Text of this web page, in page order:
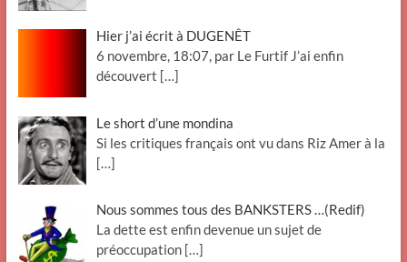
Hier j’ai écrit à DUGENÊT
6 novembre, 18:07, par Le Furtif J’ai enfin
découvert […]
Le short d’une mondina
Si les critiques français ont vu dans Riz Amer à la
[…]
Nous sommes tous des BANKSTERS …(Redif)
La dette est enfin devenue un sujet de
préoccupation […]